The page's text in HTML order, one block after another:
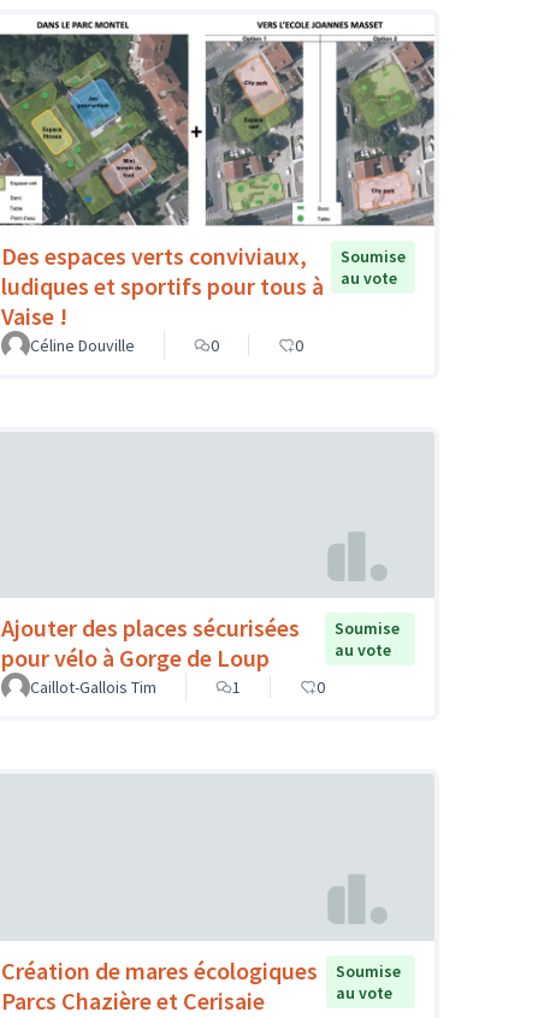
Des espaces verts conviviaux,
ludiques et sportifs pour tous à
Vaise !
Soumise
au vote
Céline Douville 0 0
Ajouter des places sécurisées
pour vélo à Gorge de Loup
Soumise
au vote
Caillot-Gallois Tim
1 0
Création de mares écologiques
Parcs Chazière et Cerisaie
Soumise
au vote